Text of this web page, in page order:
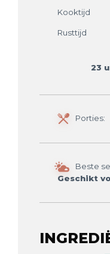
Kooktijd
Rusttijd
23
Porties:
Beste
Geschikt